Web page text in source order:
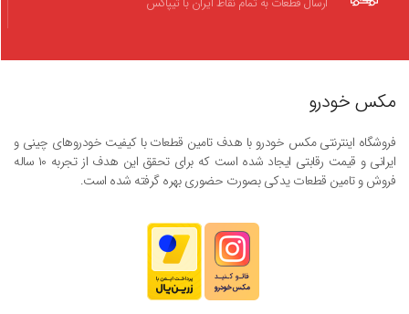
مکس خودرو
فروشگاه اینترنتی مکس خودرو با هدف تامین قطعات با کیفیت خودروهای چینی و
ایرانی و قیمت رقابتی ایجاد شده است که برای تحقق این هدف از تجربه ۱۰ ساله
فروش و تامین قطعات یدکی بصورت حضوری بهره گرفته شده است.